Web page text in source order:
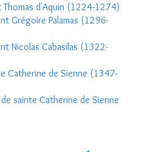
Thomas d'Aquin (1224-1274)
Grégoire Palamas (1296-
Nicolas Cabasilas (1322-
Catherine de Sienne (1347-
sainte Catherine de Sienne